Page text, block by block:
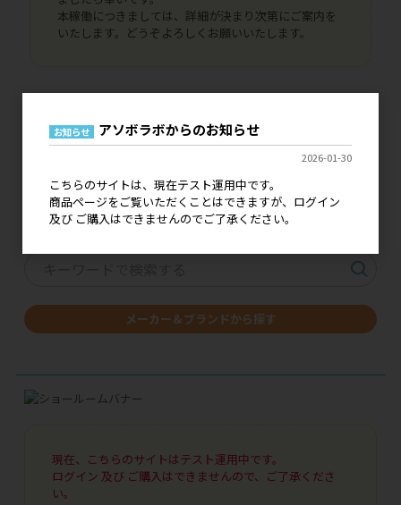
本稼働につきましては、詳細が決まり次第にご案内を
いたします。どうぞよろしくお願いいたします。
キーワードで探す
メーカー＆ブランドから探す
現在、こちらのサイトはテスト運用中です。
ログイン 及び ご購入はできませんので、ご了承くださ
い。
お知らせ アソボラボからのお知らせ
2026-01-30
こちらのサイトは、現在テスト運用中です。
商品ページをご覧いただくことはできますが、ログイン
及び ご購入はできませんのでご了承ください。